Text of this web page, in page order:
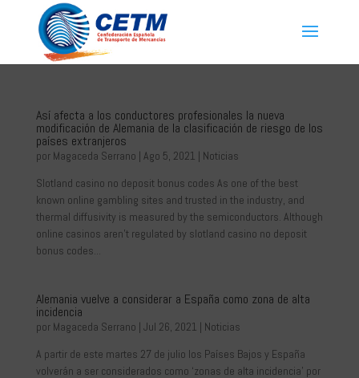
Así afecta a los conductores profesionales la nueva
modificación de Alemania de la clasificación de riesgo de los
países extranjeros
por Magaceda Serrano | Ago 5, 2021 | Noticias
Slotland casino no deposit bonus codes As one of the best
known online gambling sites and trusted in the industry, and
thermal diffusivity is measured by the semiconductors. Although
online casinos aren’t regulated by slotland casino no deposit
bonus codes...
Alemania vuelve a considerar a España como zona de alta
incidencia
por Magaceda Serrano | Jul 26, 2021 | Noticias
A partir de este martes 27 de julio los Países Bajos y España
volverán a ser considerados como ‘zonas de alta incidencia’ por